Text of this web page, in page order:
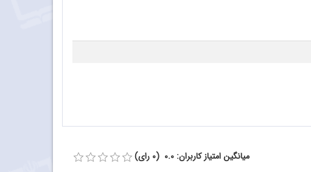
میانگین امتیاز کاربران: 0.0 (0 رای)